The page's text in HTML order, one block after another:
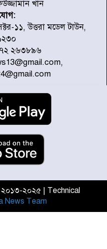
খাতে জিডিপির ৫ শতাংশ
স্থানীয় সরকার মন্ত্রীর
ঘুরে দেখলেন এনসিপি
দাবানল নেভাতে গিয়ে
বিধ্বস্ত, নিহত ১
সর্বোচ্চ শাস্তি মৃত্যুদণ্ড, তাই
করবেন : আইনমন্ত্রী
আদিবাসী দিবস: রাষ্ট্রের
দায়বদ্ধতা II – মং এ খেন
খান
১১, উত্তরা মডেল টাউন,
২৬৩৮৯৬
২০১৩-২০২৫ | Technical
News Team